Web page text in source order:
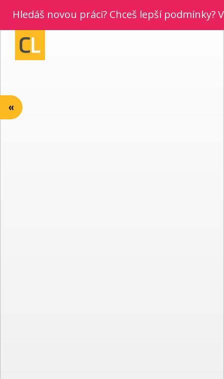
Hledáš novou práci? Chceš lepší podmínky?
«